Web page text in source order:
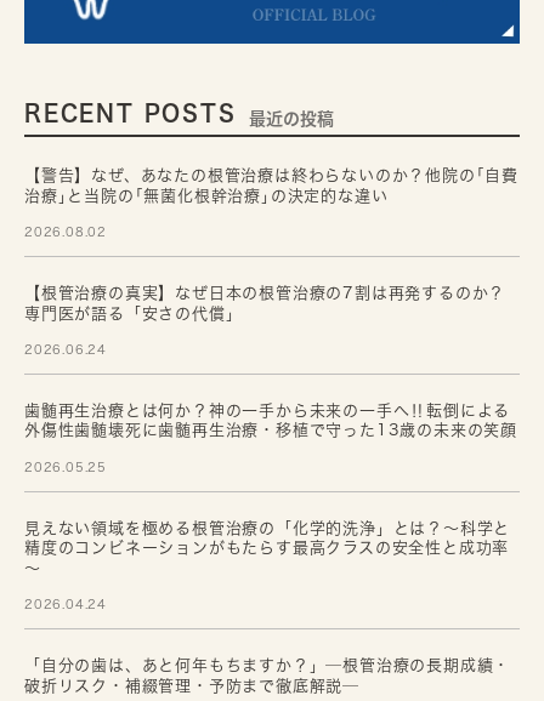
RECENT POSTS 最近の投稿
【警告】なぜ、あなたの根管治療は終わらないのか？他院の｢自費
治療｣と当院の｢無菌化根幹治療｣の決定的な違い
2026.08.02
【根管治療の真実】なぜ日本の根管治療の7割は再発するのか？
専門医が語る「安さの代償」
2026.06.24
歯髄再生治療とは何か？神の一手から未来の一手へ‼転倒による
外傷性歯髄壊死に歯髄再生治療・移植で守った13歳の未来の笑顔
2026.05.25
見えない領域を極める根管治療の「化学的洗浄」とは？～科学と
精度のコンビネーションがもたらす最高クラスの安全性と成功率
～
2026.04.24
「自分の歯は、あと何年もちますか？」─根管治療の長期成績・
破折リスク・補綴管理・予防まで徹底解説─